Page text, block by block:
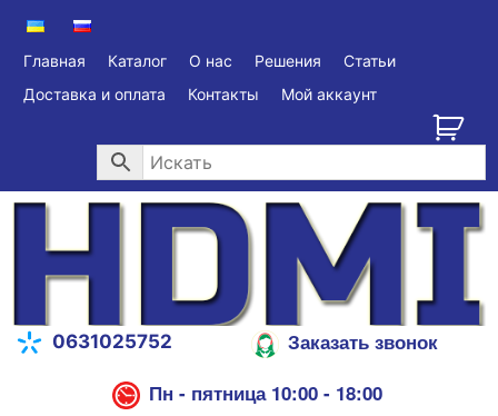
Главная Каталог О нас Решения
Статьи
Доставка и оплата
Контакты Мой аккаунт
0631025752
Заказать звонок
Пн - пятница 10:00 - 18:00